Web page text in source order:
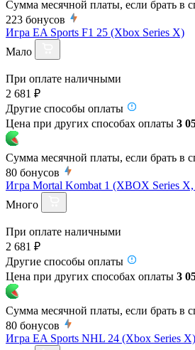
Сумма месячной платы, если брать в
223 бонусов
Игра EA Sports F1 25 (Xbox Series X)
Мало
При оплате наличными
2 681 ₽
Другие способы оплаты
Цена при других способах оплаты 3
Сумма месячной платы, если брать в
80 бонусов
Игра Mortal Kombat 1 (XBOX Series X,
Много
При оплате наличными
2 681 ₽
Другие способы оплаты
Цена при других способах оплаты 3
Сумма месячной платы, если брать в
80 бонусов
Игра EA Sports NHL 24 (Xbox Series X)